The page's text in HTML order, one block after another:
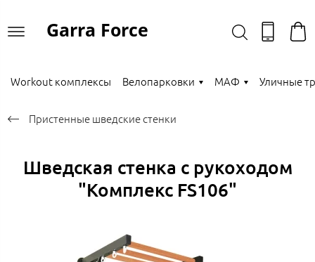
Garra Force
Workout комплексы Велопарковки МАФ Уличные
Пристенные шведские стенки
Шведская стенка с рукоходом
"Комплекс FS106"